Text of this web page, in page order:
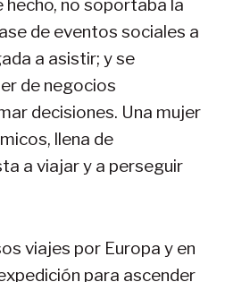
no soportaba la
de eventos sociales a
a asistir; y se
de negocios
decisiones. Una mujer
llena de
a viajar y a perseguir
viajes por Europa y en
para ascender